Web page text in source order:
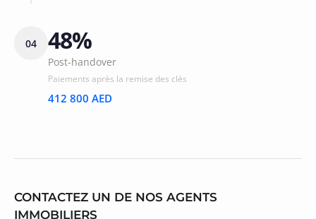
04 48%
Post-handover
Paiements après la remise des clés
412 800 AED
CONTACTEZ UN DE NOS AGENTS
IMMOBILIERS